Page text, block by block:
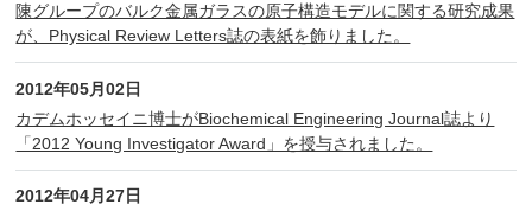
陳グループのバルク金属ガラスの原子構造モデルに関する研究成果
が、Physical Review Letters誌の表紙を飾りました。
2012年05月02日
カデムホッセイニ博士がBiochemical Engineering Journal誌より
「2012 Young Investigator Award」を授与されました。
2012年04月27日